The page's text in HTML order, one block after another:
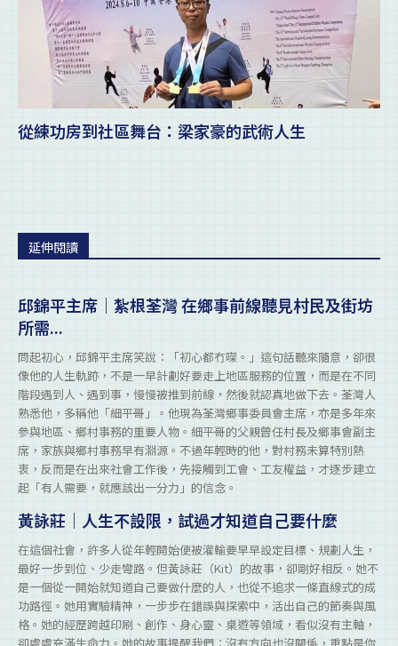
從練功房到社區舞台：梁家豪的武術人生
延伸閱讀
邱錦平主席｜紮根荃灣 在鄉事前線聽見村民及街坊
所需...
問起初心，邱錦平主席笑說：「初心都冇㗎。」這句話聽來隨意，卻很
像他的人生軌跡，不是一早計劃好要走上地區服務的位置，而是在不同
階段遇到人、遇到事，慢慢被推到前線，然後就認真地做下去。荃灣人
熟悉他，多稱他「細平哥」。他現為荃灣鄉事委員會主席，亦是多年來
參與地區、鄉村事務的重要人物。細平哥的父親曾任村長及鄉事會副主
席，家族與鄉村事務早有淵源。不過年輕時的他，對村務未算特別熱
衷，反而是在出來社會工作後，先接觸到工會、工友權益，才逐步建立
起「有人需要，就應該出一分力」的信念。
黃詠莊｜人生不設限，試過才知道自己要什麼
在這個社會，許多人從年輕開始便被灌輸要早早設定目標、規劃人生，
最好一步到位、少走彎路。但黃詠莊（Kit）的故事，卻剛好相反。她不
是一個從一開始就知道自己要做什麼的人，也從不追求一條直線式的成
功路徑。她用實驗精神，一步步在錯誤與探索中，活出自己的節奏與風
格。她的經歷跨越印刷、創作、身心靈、桌遊等領域，看似沒有主軸，
卻處處充滿生命力。她的故事提醒我們：沒有方向也沒關係，重點是你